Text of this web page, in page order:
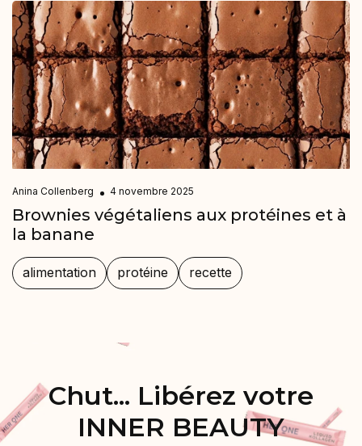
Anina Collenberg 4 novembre 2025
Brownies végétaliens aux protéines et à
la banane
alimentation protéine recette
Chut... Libérez votre
INNER BEAUTY